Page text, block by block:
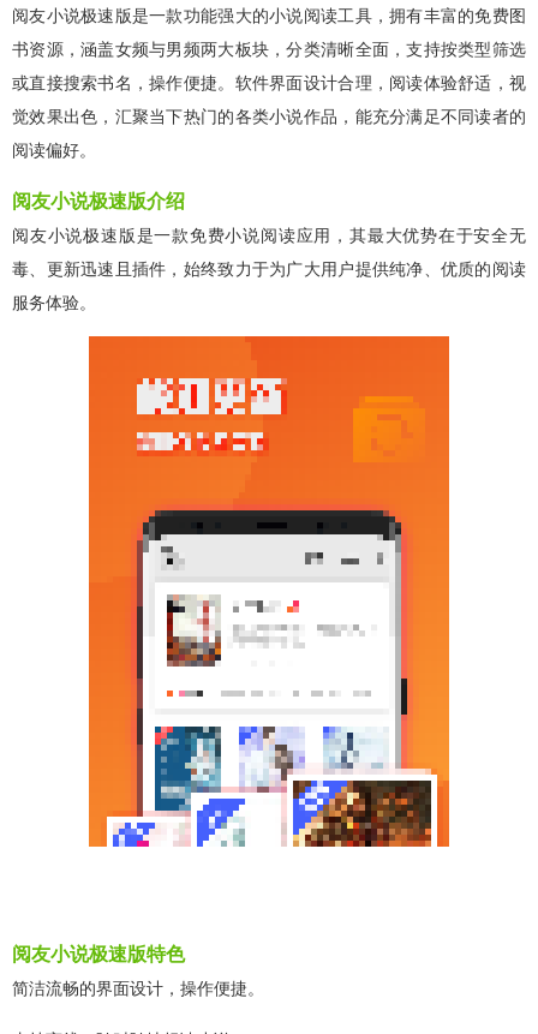
阅友小说极速版是一款功能强大的小说阅读工具，拥有丰富的免费图
书资源，涵盖女频与男频两大板块，分类清晰全面，支持按类型筛选
或直接搜索书名，操作便捷。软件界面设计合理，阅读体验舒适，视
觉效果出色，汇聚当下热门的各类小说作品，能充分满足不同读者的
阅读偏好。
阅友小说极速版介绍
阅友小说极速版是一款免费小说阅读应用，其最大优势在于安全无
毒、更新迅速且插件，始终致力于为广大用户提供纯净、优质的阅读
服务体验。
阅友小说极速版特色
简洁流畅的界面设计，操作便捷。